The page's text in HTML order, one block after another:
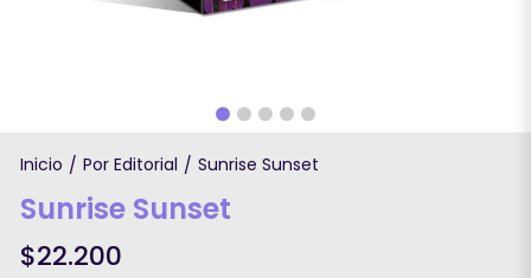
Inicio / Por Editorial / Sunrise Sunset
Sunrise Sunset
$22.200